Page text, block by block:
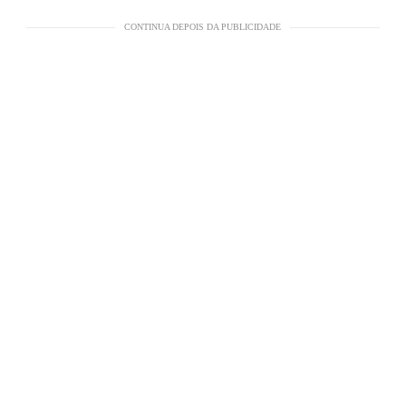
CONTINUA DEPOIS DA PUBLICIDADE